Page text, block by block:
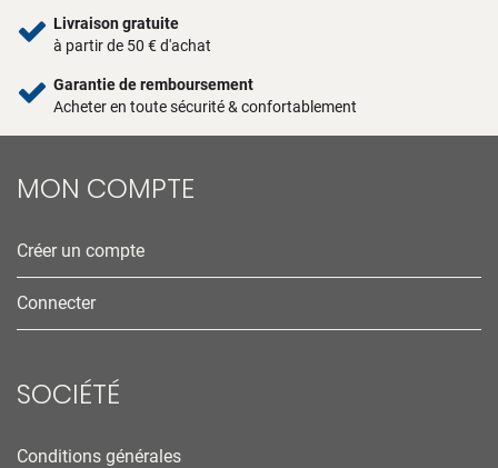
Livraison gratuite
à partir de 50 € d'achat
Garantie de remboursement
Acheter en toute sécurité & confortablement
MON COMPTE
Créer un compte
Connecter
SOCIÉTÉ
Conditions générales